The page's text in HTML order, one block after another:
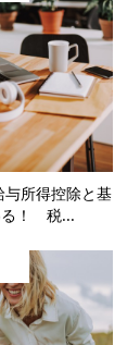
所得控除と基
る！ 税...